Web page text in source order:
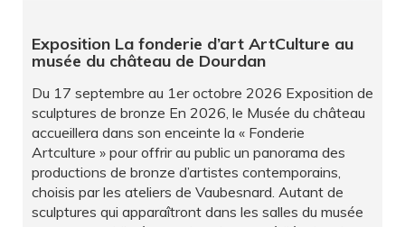
Exposition La fonderie d’art ArtCulture au
musée du château de Dourdan
Du 17 septembre au 1er octobre 2026 Exposition de
sculptures de bronze En 2026, le Musée du château
accueillera dans son enceinte la « Fonderie
Artculture » pour offrir au public un panorama des
productions de bronze d’artistes contemporains,
choisis par les ateliers de Vaubesnard. Autant de
sculptures qui apparaîtront dans les salles du musée